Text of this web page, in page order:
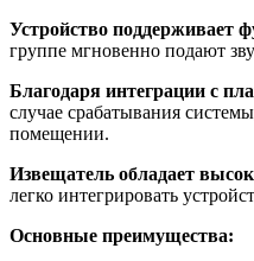
Устройство поддерживает
группе мгновенно подают
Благодаря интеграции с
случае срабатывания
помещении.
Извещатель обладает
легко интегрировать
Основные преимущества: